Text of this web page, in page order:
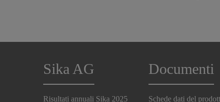
Sika AG
Risultati annuali Sika 2025
Documenti
Schede dati del